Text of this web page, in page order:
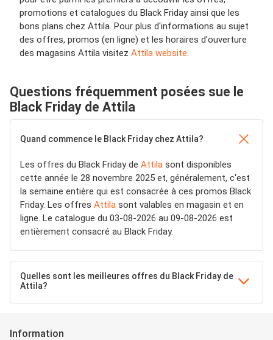
promotions et catalogues du Black Friday ainsi que les
bons plans chez Attila. Pour plus d'informations au sujet
des offres, promos (en ligne) et les horaires d'ouverture
des magasins Attila visitez Attila website.
Questions fréquemment posées sue le
Black Friday de Attila
Quand commence le Black Friday chez Attila?
Les offres du Black Friday de Attila sont disponibles
cette année le 28 novembre 2025 et, généralement, c'est
la semaine entière qui est consacrée à ces promos Black
Friday. Les offres Attila sont valables en magasin et en
ligne. Le catalogue du 03-08-2026 au 09-08-2026 est
entièrement consacré au Black Friday.
Quelles sont les meilleures offres du Black Friday de
Attila?
Information